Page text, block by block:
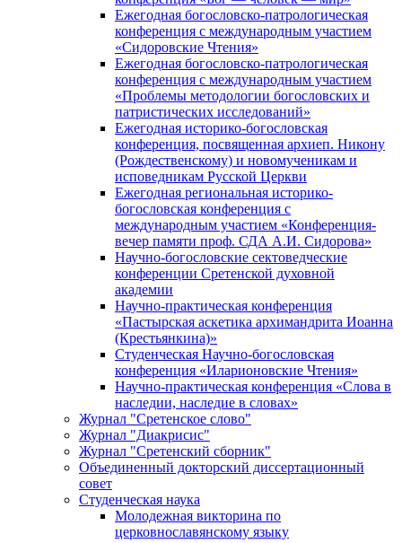
Ежегодная богословско-патрологическая
конференция с международным участием
«Сидоровские Чтения»
Ежегодная богословско-патрологическая
конференция с международным участием
«Проблемы методологии богословских и
патристических исследований»
Ежегодная историко-богословская
конференция, посвященная архиеп. Никону
(Рождественскому) и новомученикам и
исповедникам Русской Церкви
Ежегодная региональная историко-
богословская конференция с
международным участием «Конференция-
вечер памяти проф. СДА А.И. Сидорова»
Научно-богословские сектоведческие
конференции Сретенской духовной
академии
Научно-практическая конференция
«Пастырская аскетика архимандрита Иоанна
(Крестьянкина)»
Студенческая Научно-богословская
конференция «Иларионовские Чтения»
Научно-практическая конференция «Cлова в
наследии, наследие в словах»
Журнал "Сретенское слово"
Журнал "Диакрисис"
Журнал "Сретенский сборник"
Объединенный докторский диссертационный
совет
Студенческая наука
Молодежная викторина по
церковнославянскому языку